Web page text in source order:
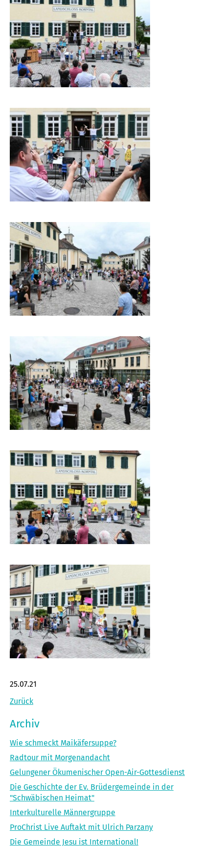
25.07.21
Zurück
Archiv
Wie schmeckt Maikäfersuppe?
Radtour mit Morgenandacht
Gelungener Ökumenischer Open-Air-Gottesdienst
Die Geschichte der Ev. Brüdergemeinde in der
"Schwäbischen Heimat"
Interkulturelle Männergruppe
ProChrist Live Auftakt mit Ulrich Parzany
Die Gemeinde Jesu ist International!